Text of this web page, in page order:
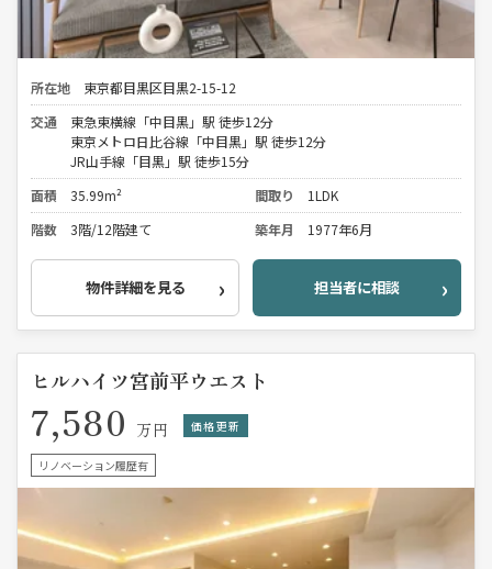
所在地
東京都目黒区目黒2-15-12
交通
東急東横線「中目黒」駅 徒歩12分
東京メトロ日比谷線「中目黒」駅 徒歩12分
JR山手線「目黒」駅 徒歩15分
面積
35.99m² 間取り
1LDK
階数
3階/12階建て 築年月 1977年6月
物件詳細を見る 担当者に相談
ヒルハイツ宮前平ウエスト
7,580 万円 価格更新
リノベーション履歴有